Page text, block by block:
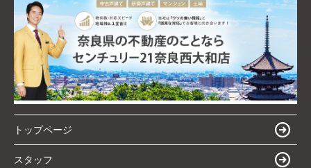
トップページ
スタッフ